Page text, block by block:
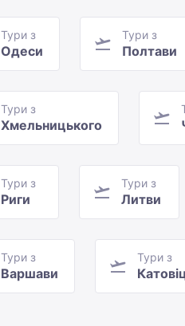
Тури з
Одеси
Тури з
Полтави
Тури з
Хмельницького
Тури з
Риги
Тури з
Литви
Тури з
Варшави
Тури з